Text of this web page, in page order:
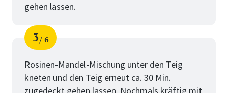
gehen lassen.
Schritt
3
von
6
Rosinen-Mandel-Mischung unter den Teig
kneten und den Teig erneut ca. 30 Min.